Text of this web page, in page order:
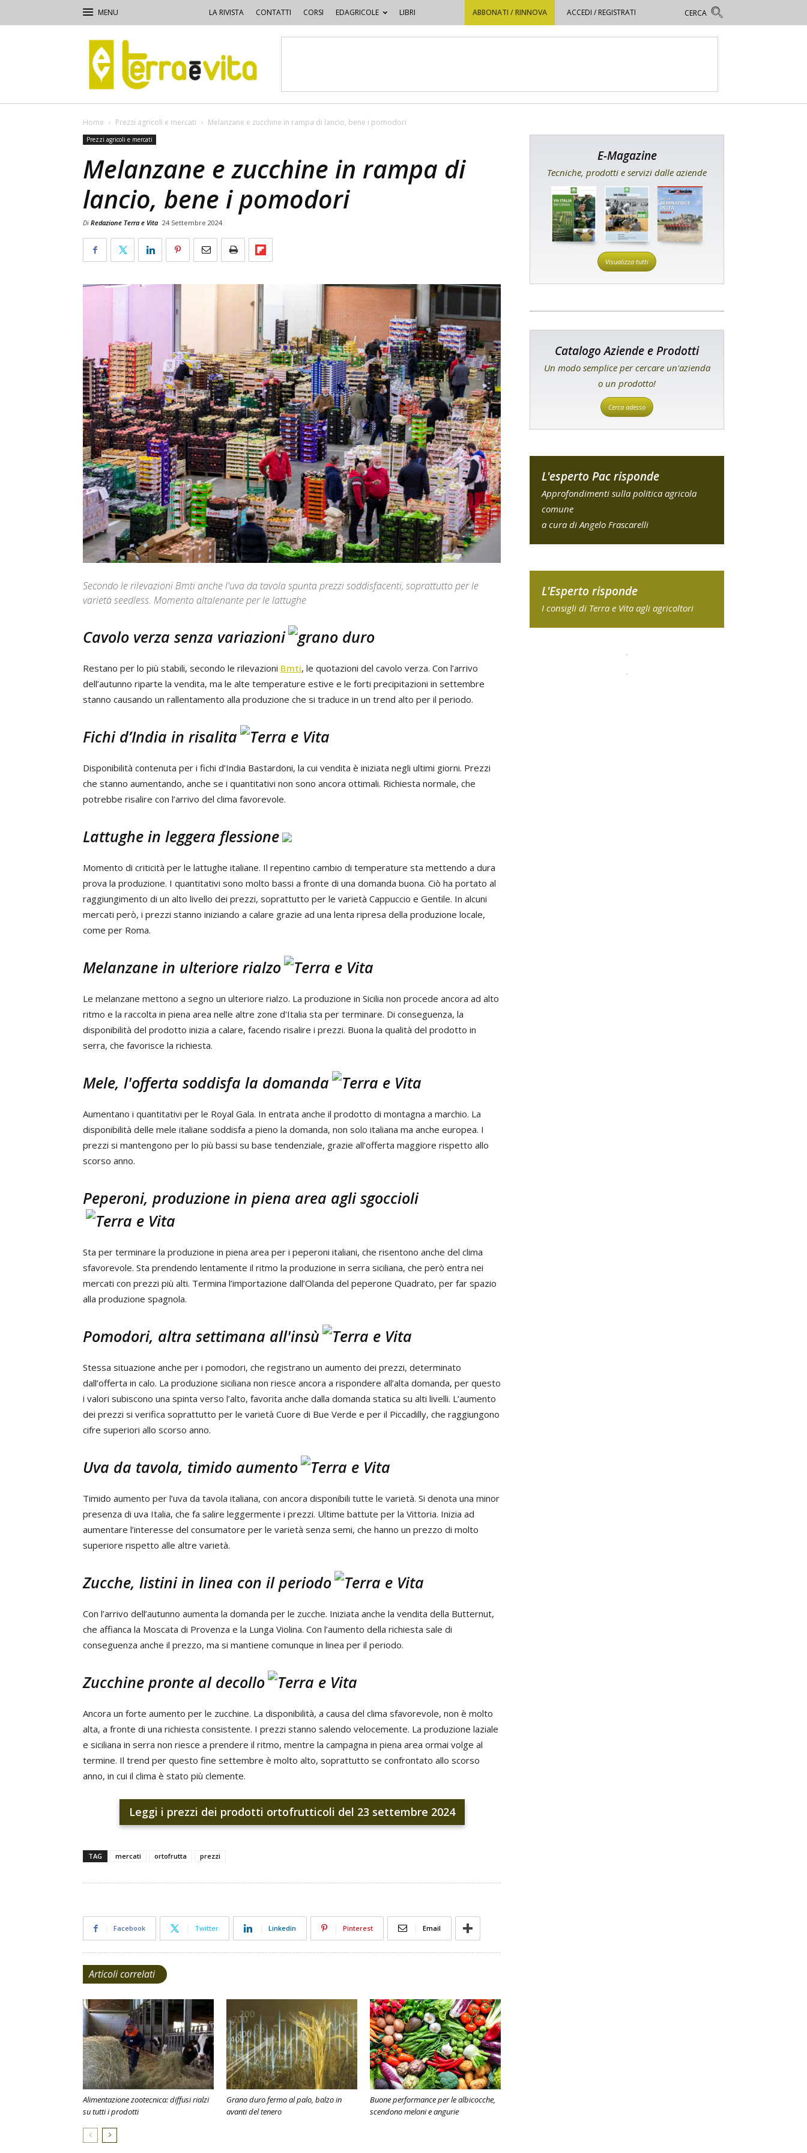
LA RIVISTA CONTATTI CORSI EDAGRICOLE LIBRI ABBONATI / RINNOVA ACCEDI / REGISTRATI
Terra
e
Vita
Home Prezzi agricoli e mercati Melanzane e zucchine in rampa di lancio, bene i pomodori
Prezzi agricoli e mercati
Melanzane e zucchine in rampa di
lancio, bene i pomodori
Di Redazione Terra e Vita 24 Settembre 2024
Secondo le rilevazioni Bmti anche l'uva da tavola spunta prezzi soddisfacenti, soprattutto per le
varietà seedless. Momento altalenante per le lattughe
Cavolo verza senza variazioni
Restano per lo più stabili, secondo le rilevazioni Bmti, le quotazioni del cavolo verza. Con l’arrivo
dell’autunno riparte la vendita, ma le alte temperature estive e le forti precipitazioni in settembre
stanno causando un rallentamento alla produzione che si traduce in un trend alto per il periodo.
Fichi d’India in risalita
Disponibilità contenuta per i fichi d’India Bastardoni, la cui vendita è iniziata negli ultimi giorni. Prezzi
che stanno aumentando, anche se i quantitativi non sono ancora ottimali. Richiesta normale, che
potrebbe risalire con l’arrivo del clima favorevole.
Lattughe in leggera flessione
Momento di criticità per le lattughe italiane. Il repentino cambio di temperature sta mettendo a dura
prova la produzione. I quantitativi sono molto bassi a fronte di una domanda buona. Ciò ha portato al
raggiungimento di un alto livello dei prezzi, soprattutto per le varietà Cappuccio e Gentile. In alcuni
mercati però, i prezzi stanno iniziando a calare grazie ad una lenta ripresa della produzione locale,
come per Roma.
Melanzane in ulteriore rialzo
Le melanzane mettono a segno un ulteriore rialzo. La produzione in Sicilia non procede ancora ad alto
ritmo e la raccolta in piena area nelle altre zone d'Italia sta per terminare. Di conseguenza, la
disponibilità del prodotto inizia a calare, facendo risalire i prezzi. Buona la qualità del prodotto in
serra, che favorisce la richiesta.
Mele, l'offerta soddisfa la domanda
Aumentano i quantitativi per le Royal Gala. In entrata anche il prodotto di montagna a marchio. La
disponibilità delle mele italiane soddisfa a pieno la domanda, non solo italiana ma anche europea. I
prezzi si mantengono per lo più bassi su base tendenziale, grazie all’offerta maggiore rispetto allo
scorso anno.
Peperoni, produzione in piena area agli sgoccioli
Sta per terminare la produzione in piena area per i peperoni italiani, che risentono anche del clima
sfavorevole. Sta prendendo lentamente il ritmo la produzione in serra siciliana, che però entra nei
mercati con prezzi più alti. Termina l’importazione dall’Olanda del peperone Quadrato, per far spazio
alla produzione spagnola.
Pomodori, altra settimana all'insù
Stessa situazione anche per i pomodori, che registrano un aumento dei prezzi, determinato
dall’offerta in calo. La produzione siciliana non riesce ancora a rispondere all’alta domanda, per questo
i valori subiscono una spinta verso l’alto, favorita anche dalla domanda statica su alti livelli. L’aumento
dei prezzi si verifica soprattutto per le varietà Cuore di Bue Verde e per il Piccadilly, che raggiungono
cifre superiori allo scorso anno.
Uva da tavola, timido aumento
Timido aumento per l’uva da tavola italiana, con ancora disponibili tutte le varietà. Si denota una minor
presenza di uva Italia, che fa salire leggermente i prezzi. Ultime battute per la Vittoria. Inizia ad
aumentare l’interesse del consumatore per le varietà senza semi, che hanno un prezzo di molto
superiore rispetto alle altre varietà.
Zucche, listini in linea con il periodo
Con l’arrivo dell’autunno aumenta la domanda per le zucche. Iniziata anche la vendita della Butternut,
che affianca la Moscata di Provenza e la Lunga Violina. Con l’aumento della richiesta sale di
conseguenza anche il prezzo, ma si mantiene comunque in linea per il periodo.
Zucchine pronte al decollo
Ancora un forte aumento per le zucchine. La disponibilità, a causa del clima sfavorevole, non è molto
alta, a fronte di una richiesta consistente. I prezzi stanno salendo velocemente. La produzione laziale
e siciliana in serra non riesce a prendere il ritmo, mentre la campagna in piena area ormai volge al
termine. Il trend per questo fine settembre è molto alto, soprattutto se confrontato allo scorso
anno, in cui il clima è stato più clemente.
Leggi i prezzi dei prodotti ortofrutticoli del 23 settembre 2024
TAG mercati ortofrutta prezzi
Facebook Twitter Linkedin Pinterest Email
Articoli correlati
Alimentazione zootecnica: diffusi rialzi
su tutti i prodotti
Grano duro fermo al palo, balzo in
avanti del tenero
Buone performance per le albicocche,
scendono meloni e angurie
E-Magazine
Tecniche, prodotti e servizi dalle aziende
Visualizza tutti
Catalogo Aziende e Prodotti
Un modo semplice per cercare un'azienda
o un prodotto!
Cerca adesso
L'esperto Pac risponde
Approfondimenti sulla politica agricola
comune
a cura di Angelo Frascarelli
L'Esperto risponde
I consigli di Terra e Vita agli agricoltori